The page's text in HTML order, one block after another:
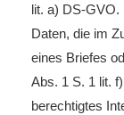
lit. a) DS-GVO.
Daten, die im
eines Briefes
Abs. 1 S. 1 lit.
berechtigtes